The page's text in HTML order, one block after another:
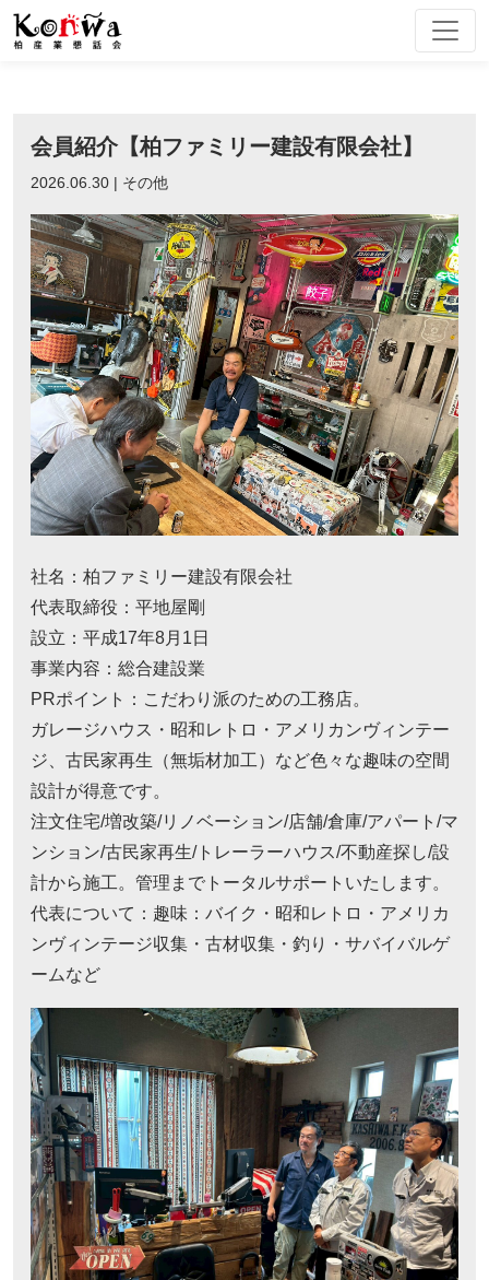
Skip
会員紹介【柏ファミリー建設有限会社】
2026.06.30 | その他
社名：柏ファミリー建設有限会社
代表取締役：平地屋剛
設立：平成17年8月1日
事業内容：総合建設業
PRポイント：こだわり派のための工務店。
ガレージハウス・昭和レトロ・アメリカンヴィンテー
ジ、古民家再生（無垢材加工）など色々な趣味の空間
設計が得意です。
注文住宅/増改築/リノベーション/店舗/倉庫/アパート/マ
ンション/古民家再生/トレーラーハウス/不動産探し/設
計から施工。管理までトータルサポートいたします。
代表について：趣味：バイク・昭和レトロ・アメリカ
ンヴィンテージ収集・古材収集・釣り・サバイバルゲ
ームなど